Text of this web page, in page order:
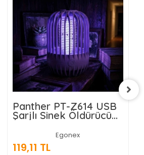
Panther PT-Z614 USB
Şarjlı Sinek Öldürücü
Lamba
Egonex
119,11 TL